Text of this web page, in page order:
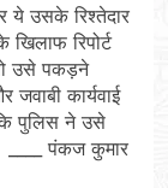
ये उसके रिश्तेदार
खिलाफ रिपोर्ट
उसे पकड़ने
कार्यवाई
पुलिस ने उसे
____ पंकज कुमार